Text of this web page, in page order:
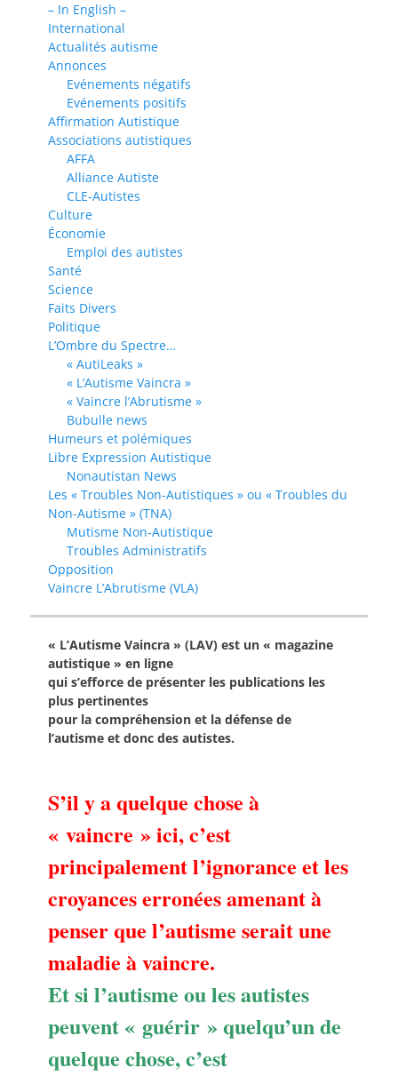
– In English –
International
Actualités autisme
Annonces
Evénements négatifs
Evénements positifs
Affirmation Autistique
Associations autistiques
AFFA
Alliance Autiste
CLE-Autistes
Culture
Économie
Emploi des autistes
Santé
Science
Faits Divers
Politique
L’Ombre du Spectre…
« AutiLeaks »
« L’Autisme Vaincra »
« Vaincre l’Abrutisme »
Bubulle news
Humeurs et polémiques
Libre Expression Autistique
Nonautistan News
Les « Troubles Non-Autistiques » ou « Troubles du
Non-Autisme » (TNA)
Mutisme Non-Autistique
Troubles Administratifs
Opposition
Vaincre L’Abrutisme (VLA)
« L’Autisme Vaincra » (LAV) est un « magazine
autistique » en ligne
qui s’efforce de présenter les publications les
plus pertinentes
pour la compréhension et la défense de
l’autisme et donc des autistes.
S’il y a quelque chose à
« vaincre » ici, c’est
principalement l’ignorance et les
croyances erronées amenant à
penser que l’autisme serait une
maladie à vaincre.
Et si l’autisme ou les autistes
peuvent « guérir » quelqu’un de
quelque chose, c’est